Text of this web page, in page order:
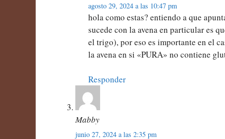
agosto 29, 2024 a las 10:47 pm
hola como estas? entiendo a que
sucede con la avena en particular es
el trigo), por eso es importante en el
la avena en si «PURA» no contiene
Responder
Mabby
junio 27, 2024 a las 2:35 pm